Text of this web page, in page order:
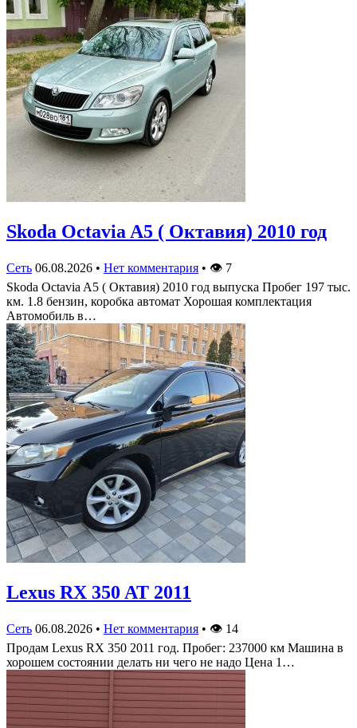
Skoda Octavia A5 ( Октавия) 2010 год
Сеть 06.08.2026 • Нет комментария • 👁 7
Skoda Octavia A5 ( Октавия) 2010 год выпуска Пробег 197 тыс.
км. 1.8 бензин, коробка автомат Хорошая комплектация
Автомобиль в…
Lexus RX 350 AT 2011
Сеть 06.08.2026 • Нет комментария • 👁 14
Продам Lexus RX 350 2011 год. Пробег: 237000 км Машина в
хорошем состоянии делать ни чего не надо Цена 1…